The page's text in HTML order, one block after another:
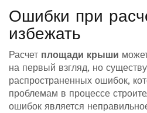
Ошибки при
избежать
Расчет площади крыши
на первый взгляд, но
распространенных ошибок,
проблемам в процессе
ошибок является